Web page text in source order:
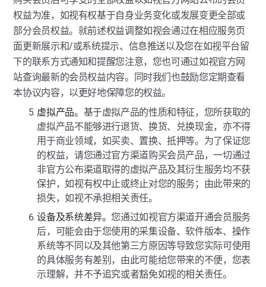
权益为准，如视有权基于自身业务变化或发展变更全部或
部分会员权益。就前述权益调整如视会通过在相应服务页
面更新展示和/或系统提示、信息推送以及您在如视平台留
下的联系方式通知和提醒您注意，您也可通过如视官方网
站查询最新的会员权益内容。同时我们也鼓励您定期查看
本协议内容，以更好地保障您的权益。
虚拟产品。 基于虚拟产品的性质和特征，您所获取的
虚拟产品不能够进行退货、换货、兑换现金，亦不得
用于商业领域，如买卖、置换、抵押等。为了保证您
的权益，请您通过官方渠道购买会员产品，一切通过
非官方公布渠道取得的虚拟产品及其衍生服务均不获
保护，如视有权中止或终止对您的服务；由此带来的
损失，如视不承担相关责任。
设备及系统差异。您通过如视官方渠道开通会员服务
后，可能会由于您使用的采集设备、软件版本、操作
系统等不同以及其他第三方原因等导致您实际可使用
的具体服务有差别，由此可能给您带来的不便，您表
示理解，并不予追究或者豁免如视的相关责任。